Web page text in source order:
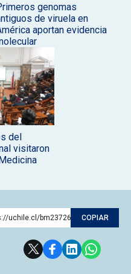
genomas
de viruela en
aportan evidencia
del
visitaron
uchile.cl/bm237264 COPIAR